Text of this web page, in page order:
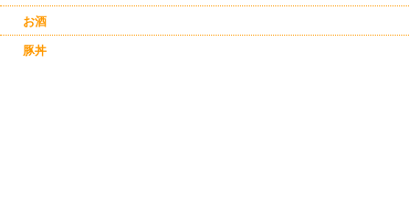
お酒
豚丼